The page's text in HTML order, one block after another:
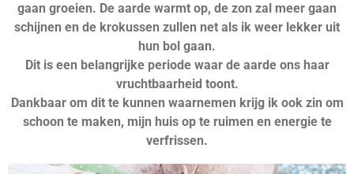
gaan groeien. De aarde warmt op, de zon zal meer gaan
schijnen en de krokussen zullen net als ik weer lekker uit
hun bol gaan.
Dit is een belangrijke periode waar de aarde ons haar
vruchtbaarheid toont.
Dankbaar om dit te kunnen waarnemen krijg ik ook zin om
schoon te maken, mijn huis op te ruimen en energie te
verfrissen.